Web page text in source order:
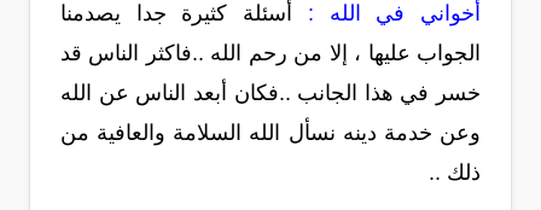
أخواني في الله : أسئلة كثيرة جدا يصدمنا
الجواب عليها ، إلا من رحم الله ..فاكثر الناس قد
خسر في هذا الجانب ..فكان أبعد الناس عن الله
وعن خدمة دينه نسأل الله السلامة والعافية من
ذلك ..